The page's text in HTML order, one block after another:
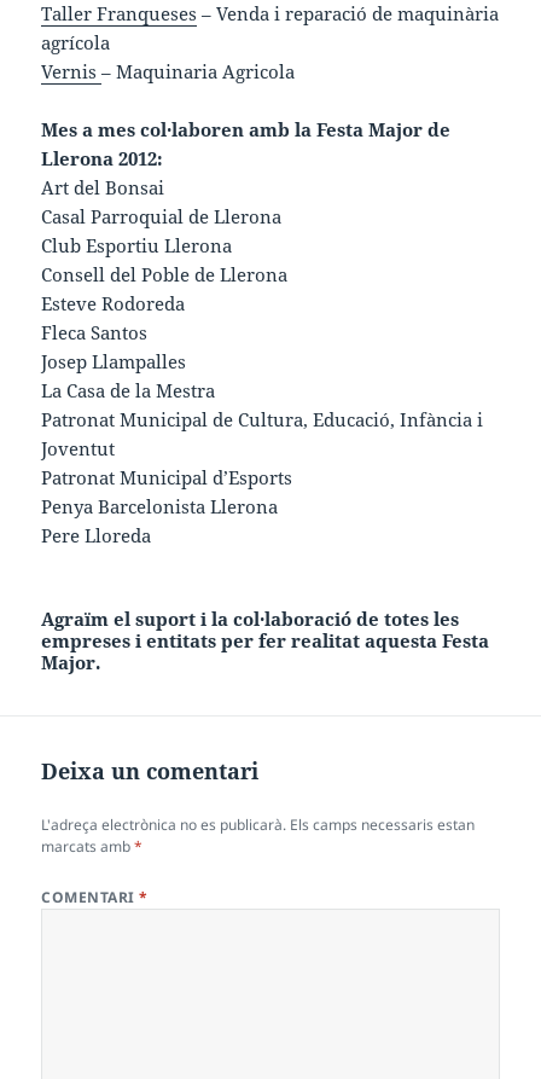
Taller Franqueses – Venda i reparació de maquinària
agrícola
Vernis– Maquinaria Agricola
Mes a mes col·laboren amb la Festa Major de
Llerona 2012:
Art del Bonsai
Casal Parroquial de Llerona
Club Esportiu Llerona
Consell del Poble de Llerona
Esteve Rodoreda
Fleca Santos
Josep Llampalles
La Casa de la Mestra
Patronat Municipal de Cultura, Educació, Infància i
Joventut
Patronat Municipal d’Esports
Penya Barcelonista Llerona
Pere Lloreda
Agraïm el suport i la col·laboració de totes les
empreses i entitats per fer realitat aquesta Festa
Major.
Deixa un comentari
L'adreça electrònica no es publicarà. Els camps necessaris estan
marcats amb*
COMENTARI*